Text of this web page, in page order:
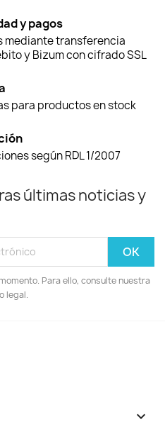
y pagos
mediante transferencia
y Bizum con cifrado SSL
para productos en stock
según RDL 1/2007
últimas noticias y
Para ello, consulte nuestra
legal.
